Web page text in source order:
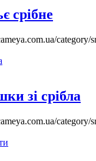
срібне
category/
зі срібла
category/